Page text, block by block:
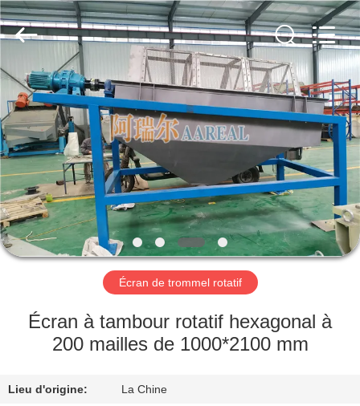
À
LA
MAISON
PRODUITS
À
PROPOS
NOUS
DE
2026
Xinxiang
AAREAL
Machine
Co.,Ltd.
Reserved.
Écran de trommel rotatif
Écran à tambour rotatif hexagonal à
200 mailles de 1000*2100 mm
Lieu d'origine: La Chine